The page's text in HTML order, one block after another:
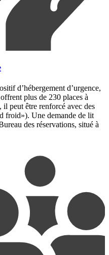
d’hébergement d’urgence,
plus de 230 places à
peut être renforcé avec des
froid»). Une demande de lit
des réservations, situé à